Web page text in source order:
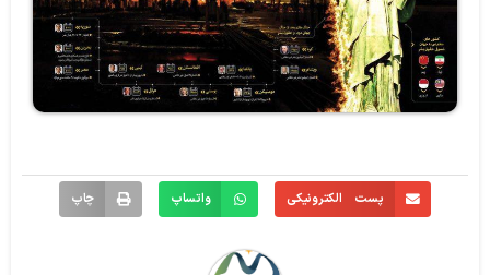
پست الکترونیکی واتساپ چاپ